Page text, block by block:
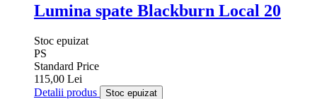
Lumina spate Blackburn Local 20
Stoc epuizat
PS
Standard Price
115,00 Lei
Detalii produs
Stoc epuizat